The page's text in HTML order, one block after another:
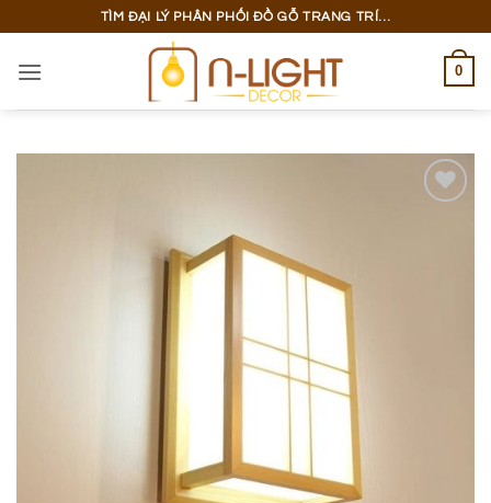
nội
TÌM ĐẠI LÝ PHÂN PHỐI ĐỒ GỖ TRANG TRÍ...
0